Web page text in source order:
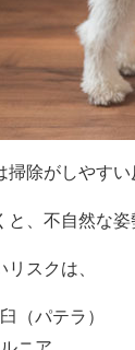
掃除がしやす
と、不自然な姿
スクは、
（パテラ）